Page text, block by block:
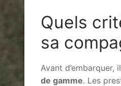
Quels
sa
Avant
de gamme. Les